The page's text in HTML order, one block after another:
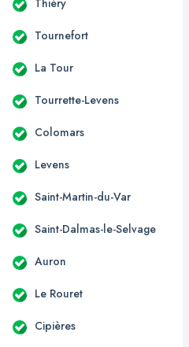
Tournefort
La Tour
Tourrette-Levens
Colomars
Levens
Saint-Martin-du-Var
Saint-Dalmas-le-Selvage
Auron
Le Rouret
Cipières